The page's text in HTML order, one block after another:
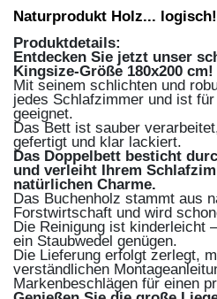
Naturprodukt Holz... logisch!
Produktdetails:
Entdecken Sie jetzt unser
Kingsize-Größe 180x200 cm!
Mit seinem schlichten und
jedes Schlafzimmer und ist
geeignet.
Das Bett ist sauber
gefertigt und klar lackiert.
Das Doppelbett besticht
und verleiht Ihrem
natürlichen Charme.
Das Buchenholz stammt aus
Forstwirtschaft und wird
Die Reinigung ist kinderleicht
ein Staubwedel genügen.
Die Lieferung erfolgt zerlegt,
verständlichen
Markenbeschlägen für einen